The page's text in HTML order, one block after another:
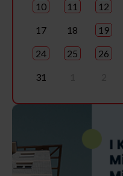
10 11 12
17 18 19
24 25 26
31